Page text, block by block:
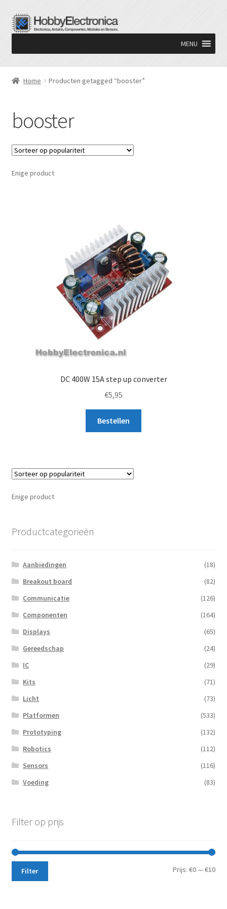
Ga
door
navigatie
Ga
naar
inhoud
MENU
Home Producten getagged “booster”
booster
Enige product
DC 400W 15A step up converter
€5,95
Bestellen
Enige product
Productcategorieën
Aanbiedingen
(18)
Breakout board
(82)
Communicatie
(126)
Componenten
(164)
Displays
(65)
Gereedschap
(24)
IC
(29)
Kits
(71)
Licht
(73)
Platformen
(533)
Prototyping
(132)
Robotics
(112)
Sensors
(116)
Voeding
(83)
Filter op prijs
Min.
Filter Prijs:€0—€10